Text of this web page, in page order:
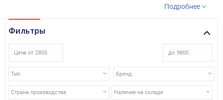
весом необходимо не только для того, чтобы быть в
взвешивания человека способны как определить вес,
так и сигнализировать о необходимом изменении
рациона питания. Различаются напольные весы по типу
(механические или электронные), по степени
погрешности, объему памяти, наличию дополнительных
функций и внешнему виду (то есть по дизайну).
Подробнее
Фильтры
Цена от до
Тип Бренд
Страна производства Наличие на складе